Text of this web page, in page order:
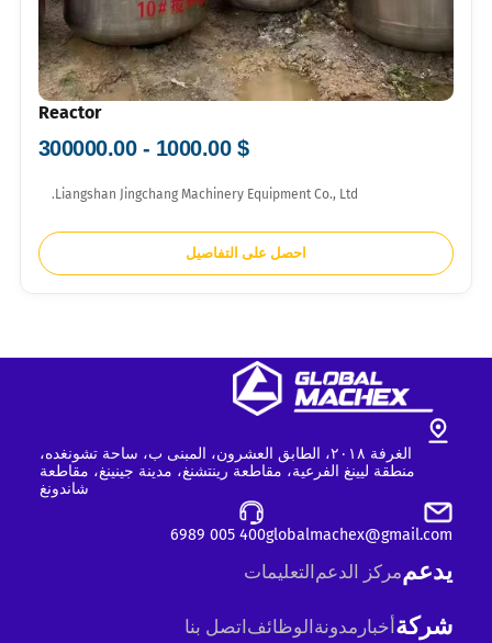
Reactor
$ 1000.00 - 300000.00
Liangshan Jingchang Machinery Equipment Co., Ltd.
احصل على التفاصيل
الغرفة ٢٠١٨، الطابق العشرون، المبنى ب، ساحة تشونغده،
منطقة ليينغ الفرعية، مقاطعة رينتشنغ، مدينة جينينغ، مقاطعة
شاندونغ
globalmachex@gmail.com
400 005 6989
يدعممركز الدعم التعليمات
شركةأخبار مدونةالوظائفاتصل بنا